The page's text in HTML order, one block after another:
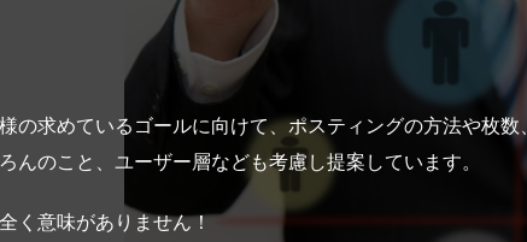
の求めているゴールに向けて、ポスティングの方法や枚数
んのこと、ユーザー層なども考慮し提案しています。
く意味がありません！